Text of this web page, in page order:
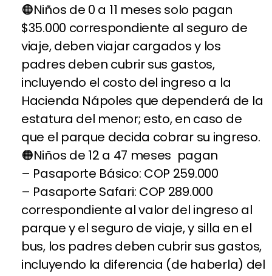
Niños de 0 a 11 meses solo pagan
$35.000 correspondiente al seguro de
viaje, deben viajar cargados y los
padres deben cubrir sus gastos,
incluyendo el costo del ingreso a la
Hacienda Nápoles que dependerá de la
estatura del menor; esto, en caso de
que el parque decida cobrar su ingreso.
Niños de 12 a 47 meses pagan
– Pasaporte Básico: COP 259.000
– Pasaporte Safari: COP 289.000
correspondiente al valor del ingreso al
parque y el seguro de viaje, y silla en el
bus, los padres deben cubrir sus gastos,
incluyendo la diferencia (de haberla) del